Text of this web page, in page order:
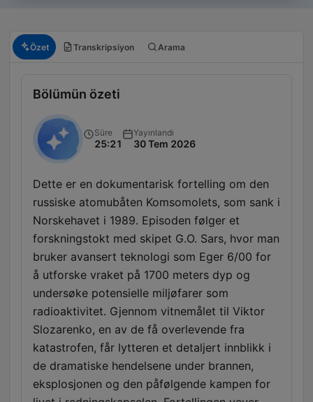
Özet Transkripsiyon Arama
Bölümün özeti
Süre
25:21
Yayınlandı
30 Tem 2026
Dette er en dokumentarisk fortelling om den
russiske atomubåten Komsomolets, som sank i
Norskehavet i 1989. Episoden følger et
forskningstokt med skipet G.O. Sars, hvor man
bruker avansert teknologi som Eger 6/00 for
å utforske vraket på 1700 meters dyp og
undersøke potensielle miljøfarer som
radioaktivitet. Gjennom vitnemålet til Viktor
Slozarenko, en av de få overlevende fra
katastrofen, får lytteren et detaljert innblikk i
de dramatiske hendelsene under brannen,
eksplosjonen og den påfølgende kampen for